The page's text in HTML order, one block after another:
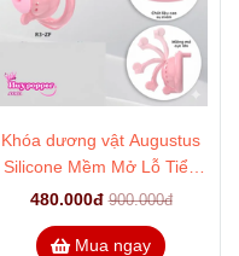
Khóa dương vật Augustus
Silicone Mềm Mở Lỗ Tiểu
Thông Minh
480.000đ 900.000đ
Mua ngay